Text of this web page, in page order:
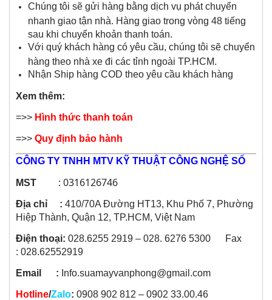
Chúng tôi sẽ gửi hàng bằng dịch vụ phát chuyển
nhanh giao tận nhà. Hàng giao trong vòng 48 tiếng
sau khi chuyển khoản thanh toán.
Với quý khách hàng có yêu cầu, chúng tôi sẽ chuyển
hàng theo nhà xe đi các tỉnh ngoài TP.HCM.
Nhận Ship hàng COD theo yêu cầu khách hàng
Xem thêm:
=>> Hình thức thanh toán
=>> Quy định bảo hành
CÔNG TY TNHH MTV KỸ THUẬT CÔNG NGHỆ SỐ
MST : 0316126746
Địa chỉ : 410/70A Đường HT13, Khu Phố 7, Phường
Hiệp Thành, Quận 12, TP.HCM, Việt Nam
Điện thoại: 028.6255 2919 – 028. 6276 5300 Fax
: 028.62552919
Email : Info.suamayvanphong@gmail.com
Hotline/Zalo: 0908 902 812 – 0902 33.00.46